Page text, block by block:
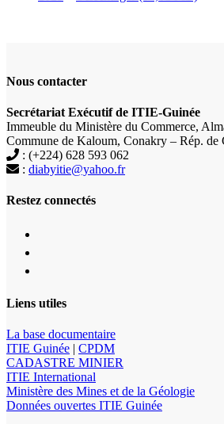
Nous contacter
Secrétariat Exécutif de ITIE-Guinée
Immeuble du Ministère du Commerce,
Commune de Kaloum, Conakry – Rép. de
: (+224) 628 593 062
: diabyitie@yahoo.fr
Restez connectés
Liens utiles
La base documentaire
ITIE Guinée | CPDM
CADASTRE MINIER
ITIE International
Ministère des Mines et de la Géologie
Données ouvertes ITIE Guinée